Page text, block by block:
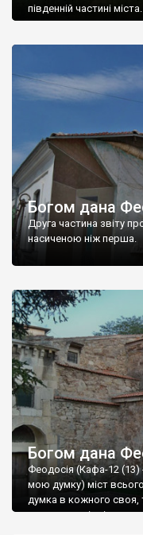
південній частині міста.
Богом дана
Друга частина звіту
насиченою ніж перша.
Богом дана
Феодосія (Кафа-12 (13)
мою думку) міст
думка в кожного своя,
запрошую відвідати це